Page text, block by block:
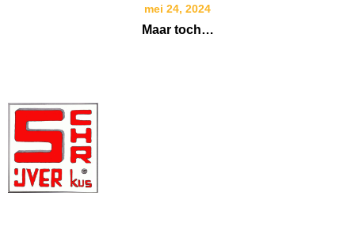
mei 24, 2024
Maar toch…